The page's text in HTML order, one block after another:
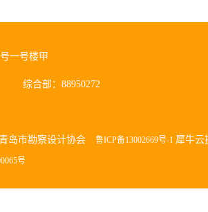
一号楼甲
综合部：88950272
岛市勘察设计协会 鲁ICP备13002669号-1 犀牛云
号